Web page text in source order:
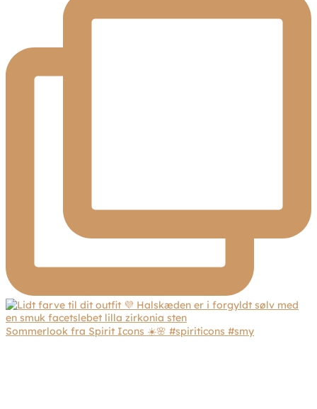
Sommerlook fra Spirit Icons ☀️🌸 #spiriticons #smy